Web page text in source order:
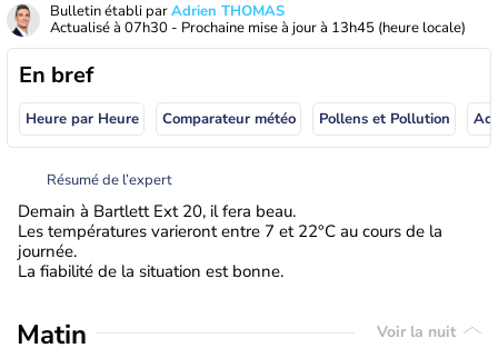
Bulletin établi parAdrien THOMAS
Actualisé à 07h30 - Prochaine mise à jour à 13h45 (heure locale)
En bref
Heure par Heure Comparateur météo Pollens et Pollution
Résumé de l’expert
Demain à Bartlett Ext 20, il fera beau.
Les températures varieront entre 7 et 22°C au cours de la
journée.
La fiabilité de la situation est bonne.
Matin Voir la nuit